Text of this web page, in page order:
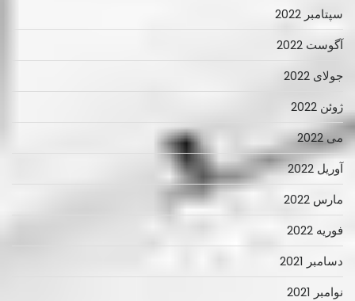
سپتامبر 2022
آگوست 2022
جولای 2022
ژوئن 2022
می 2022
آوریل 2022
مارس 2022
فوریه 2022
دسامبر 2021
نوامبر 2021